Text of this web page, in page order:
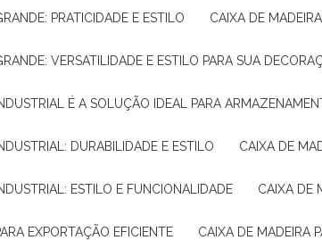
PRATICIDADE E ESTILO CAIXA DE
VERSATILIDADE E ESTILO PARA SUA
É A SOLUÇÃO IDEAL PARA
DURABILIDADE E ESTILO CAIXA DE
ESTILO E FUNCIONALIDADE CAIXA
EXPORTAÇÃO EFICIENTE CAIXA DE